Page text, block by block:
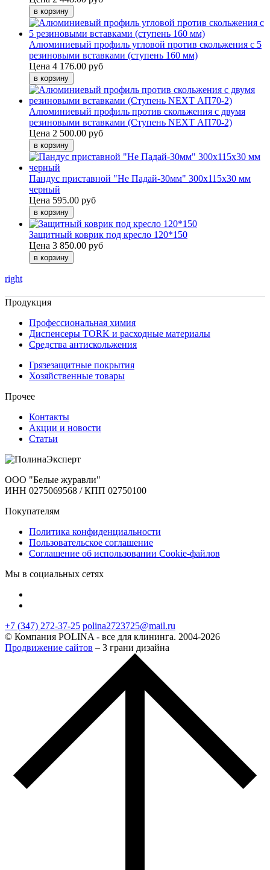
Алюминиевый профиль угловой против скольжения с 5
резиновыми вставками (ступень 160 мм)
Цена 4 176.00 руб
Алюминиевый профиль против скольжения с двумя
резиновыми вставками (Ступень NEXT АП70-2)
Цена 2 500.00 руб
Пандус приставной "Не Падай-30мм" 300х115х30 мм
черный
Цена 595.00 руб
Защитный коврик под кресло 120*150
Цена 3 850.00 руб
right
Продукция
Профессиональная химия
Диспенсеры TORK и расходные материалы
Cредства антискольжения
Грязезащитные покрытия
Хозяйственные товары
Прочее
Контакты
Акции и новости
Статьи
ООО "Белые журавли"
ИНН 0275069568 / КПП 02750100
Покупателям
Политика конфиденциальности
Пользовательское соглашение
Соглашение об использовании Cookie-файлов
Мы в социальных сетях
+7 (347) 272-37-25 polina2723725@mail.ru
© Компания POLINA - все для клининга. 2004-2026
Продвижение сайтов – 3 грани дизайна